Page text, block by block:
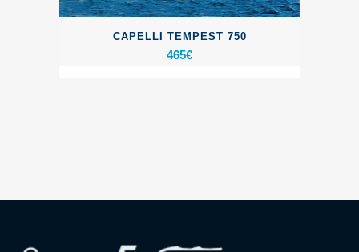
CAPELLI TEMPEST 750
465€